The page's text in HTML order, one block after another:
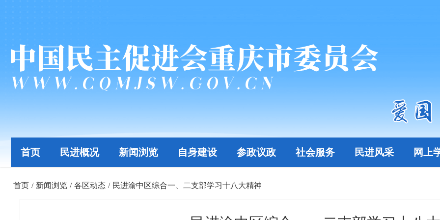
首页 民进概况 新闻浏览 自身建设 参政议政 社会服务 民进风采 网上
首页 / 新闻浏览 / 各区动态 / 民进渝中区综合一、二支部学习十八大精神